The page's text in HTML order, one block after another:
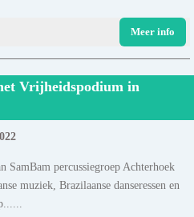
Meer info
Vrijheidspodium in
SamBam percussiegroep Achterhoek
muziek, Brazilaanse danseressen en